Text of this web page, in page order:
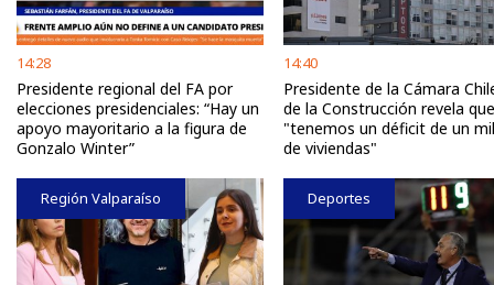
14:28
Presidente regional del FA por
elecciones presidenciales: “Hay un
apoyo mayoritario a la figura de
Gonzalo Winter”
14:40
Presidente de la Cámara
de la Construcción revela que
"tenemos un déficit de un
de viviendas"
Región Valparaíso Deportes